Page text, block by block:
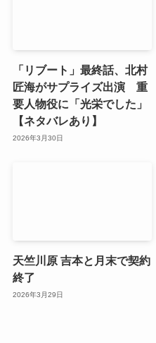
「リブート」最終話、北村
匠海がサプライズ出演 重
要人物役に「光栄でした」
【ネタバレあり】
2026年3月30日
天竺川原 吉本と月末で契約
終了
2026年3月29日